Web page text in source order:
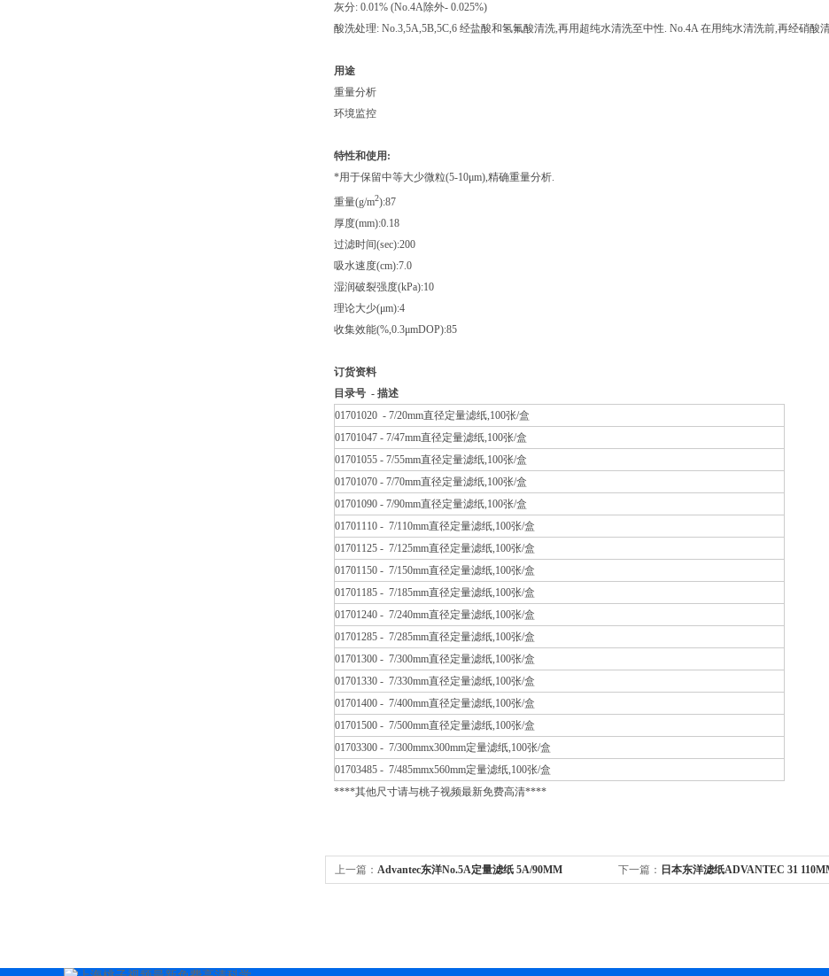
灰分: 0.01% (No.4A除外- 0.025%)
酸洗处理: No.3,5A,5B,5C,6 经盐酸和氢氟酸清洗,再用超纯水清洗至中性. No.4A 在用纯水清洗前,再经硝酸
用途
重量分析
环境监控
特性和使用:
*用于保留中等大少微粒(5-10μm),精确重量分析.
重量(g/m2):87
厚度(mm):0.18
过滤时间(sec):200
吸水速度(cm):7.0
湿润破裂强度(kPa):10
理论大少(μm):4
收集效能(%,0.3μmDOP):85
订货资料
目录号 - 描述
01701020 - 7/20mm直径定量滤纸,100张/盒
01701047 - 7/47mm直径定量滤纸,100张/盒
01701055 - 7/55mm直径定量滤纸,100张/盒
01701070 - 7/70mm直径定量滤纸,100张/盒
01701090 - 7/90mm直径定量滤纸,100张/盒
01701110 - 7/110mm直径定量滤纸,100张/盒
01701125 - 7/125mm直径定量滤纸,100张/盒
01701150 - 7/150mm直径定量滤纸,100张/盒
01701185 - 7/185mm直径定量滤纸,100张/盒
01701240 - 7/240mm直径定量滤纸,100张/盒
01701285 - 7/285mm直径定量滤纸,100张/盒
01701300 - 7/300mm直径定量滤纸,100张/盒
01701330 - 7/330mm直径定量滤纸,100张/盒
01701400 - 7/400mm直径定量滤纸,100张/盒
01701500 - 7/500mm直径定量滤纸,100张/盒
01703300 - 7/300mmx300mm定量滤纸,100张/盒
01703485 - 7/485mmx560mm定量滤纸,100张/盒
****其他尺寸请与桃子视频最新免费高清****
上一篇： Advantec东洋No.5A定量滤纸 5A/90MM 下一篇： 日本东洋滤纸ADVANTEC 31